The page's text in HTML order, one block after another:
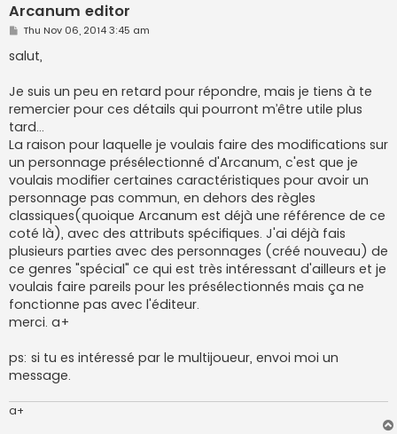
Arcanum editor
P
s
t
Thu Nov 06, 2014 3:45 am
salut,
Je suis un peu en retard pour répondre, mais je tiens à te
remercier pour ces détails qui pourront m’être utile plus
tard...
La raison pour laquelle je voulais faire des modifications sur
un personnage présélectionné d'Arcanum, c'est que je
voulais modifier certaines caractéristiques pour avoir un
personnage pas commun, en dehors des règles
classiques(quoique Arcanum est déjà une référence de ce
coté là), avec des attributs spécifiques. J'ai déjà fais
plusieurs parties avec des personnages (créé nouveau) de
ce genres "spécial" ce qui est très intéressant d'ailleurs et je
voulais faire pareils pour les présélectionnés mais ça ne
fonctionne pas avec l'éditeur.
merci. a+
ps: si tu es intéressé par le multijoueur, envoi moi un
message.
a+